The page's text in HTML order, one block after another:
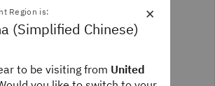
×
Region is:
(Simplified Chinese)
to be visiting from United